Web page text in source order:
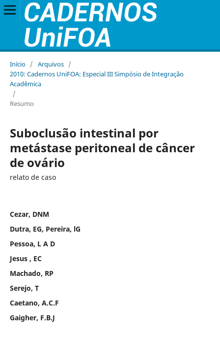
Início / Arquivos /
2010: Cadernos UniFOA: Especial III Simpósio de Integração
Acadêmica
/
Resumo
Suboclusão intestinal por
metástase peritoneal de câncer
de ovário
relato de caso
Cezar, DNM
Dutra, EG, Pereira, lG
Pessoa, L A D
Jesus , EC
Machado, RP
Serejo, T
Caetano, A.C.F
Gaigher, F.B.J